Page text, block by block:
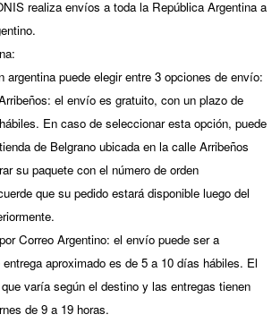
realiza envíos a toda la República Argentina a
argentina puede elegir entre 3 opciones de envío:
el envío es gratuito, con un plazo de
En caso de seleccionar esta opción, puede
de Belgrano ubicada en la calle Arribeños
su paquete con el número de orden
que su pedido estará disponible luego del
Correo Argentino: el envío puede ser a
aproximado es de 5 a 10 días hábiles. El
varía según el destino y las entregas tienen
de 9 a 19 horas.